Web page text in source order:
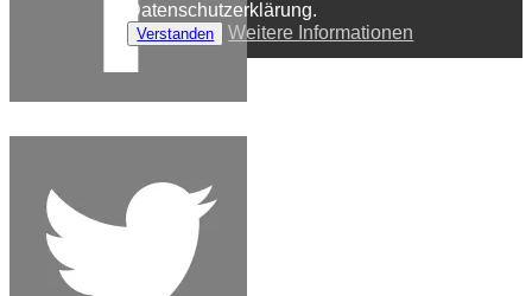
Datenschutzerklärung.
Verstanden Weitere Informationen